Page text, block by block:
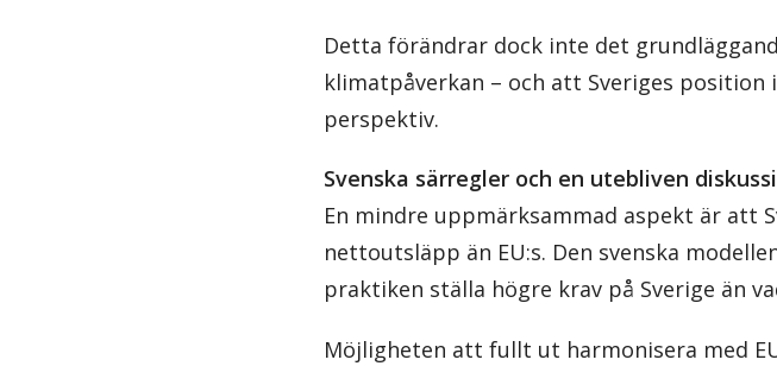
Detta förändrar dock inte det
klimatpåverkan – och att Sveriges
perspektiv.
Svenska särregler och en utebliven
En mindre uppmärksammad aspekt är att
nettoutsläpp än EU:s. Den svenska
praktiken ställa högre krav på Sverige än
Möjligheten att fullt ut harmonisera med